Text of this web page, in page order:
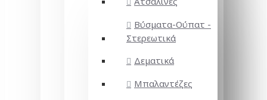
Βύσματα-Ούπατ -
Στερεωτικά
Δεματικά
Μπαλαντέζες